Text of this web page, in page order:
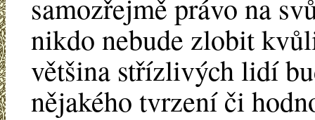
samozřejmě právo na
nikdo nebude zlobit
většina střízlivých lidí
nějakého tvrzení či